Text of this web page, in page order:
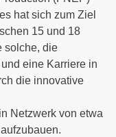
hat sich zum Ziel
15 und 18
solche, die
eine Karriere in
die innovative
Netzwerk von etwa